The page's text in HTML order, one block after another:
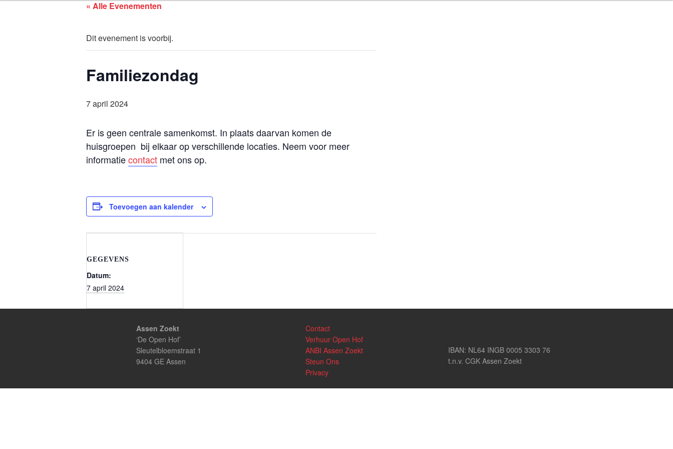
ASSEN ZOEKT
« Alle Evenementen
Dit evenement is voorbij.
Familiezondag
7 april 2024
Er is geen centrale samenkomst. In plaats daarvan komen de
huisgroepen bij elkaar op verschillende locaties. Neem voor meer
informatiecontact met ons op.
Toevoegen aan kalender
GEGEVENS
Datum:
7 april 2024
Assen Zoekt
‘De Open Hof’
Sleutelbloemstraat 1
9404 GE Assen
Contact
Verhuur Open Hof
ANBI Assen Zoekt
Steun Ons
Privacy
IBAN: NL64 INGB 0005 3303 76
t.n.v. CGK Assen Zoekt